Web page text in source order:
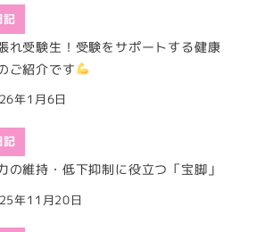
記
れ受験生！受験をサポートする健康
ご紹介です
年1月6日
記
の維持・低下抑制に役立つ「宝脚」
年11月20日